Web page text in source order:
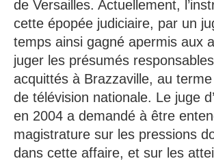
de Versailles. Actuellement,
cette épopée judiciaire, par un
temps ainsi gagné apermis aux
juger les présumés
acquittés à Brazzaville, au
de télévision nationale. Le juge
en 2004 a demandé à être
magistrature sur les pressions
dans cette affaire, et sur les